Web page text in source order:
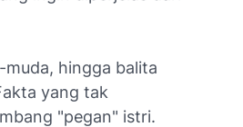
hingga balita
yang tak
"pegan" istri.